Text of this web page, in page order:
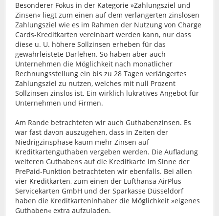
Besonderer Fokus in der Kategorie »Zahlungsziel und
Zinsen« liegt zum einen auf dem verlängerten zinslosen
Zahlungsziel wie es im Rahmen der Nutzung von Charge
Cards-Kreditkarten vereinbart werden kann, nur dass
diese u. U. höhere Sollzinsen erheben für das
gewährleistete Darlehen. So haben aber auch
Unternehmen die Möglichkeit nach monatlicher
Rechnungsstellung ein bis zu 28 Tagen verlängertes
Zahlungsziel zu nutzen, welches mit null Prozent
Sollzinsen zinslos ist. Ein wirklich lukratives Angebot für
Unternehmen und Firmen.
Am Rande betrachteten wir auch Guthabenzinsen. Es
war fast davon auszugehen, dass in Zeiten der
Niedrigzinsphase kaum mehr Zinsen auf
Kreditkartenguthaben vergeben werden. Die Aufladung
weiteren Guthabens auf die Kreditkarte im Sinne der
PrePaid-Funktion betrachteten wir ebenfalls. Bei allen
vier Kreditkarten, zum einen der Lufthansa AirPlus
Servicekarten GmbH und der Sparkasse Düsseldorf
haben die Kreditkarteninhaber die Möglichkeit »eigenes
Guthaben« extra aufzuladen.